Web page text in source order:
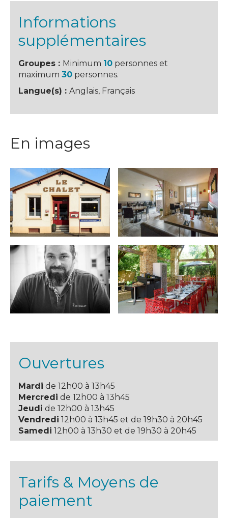
Informations
supplémentaires
Groupes : Minimum 10 personnes et
maximum 30 personnes.
Langue(s) : Anglais, Français
En images
Ouvertures
Mardi de 12h00 à 13h45
Mercredi de 12h00 à 13h45
Jeudi de 12h00 à 13h45
Vendredi 12h00 à 13h45 et de 19h30 à 20h45
Samedi 12h00 à 13h30 et de 19h30 à 20h45
Tarifs & Moyens de
paiement